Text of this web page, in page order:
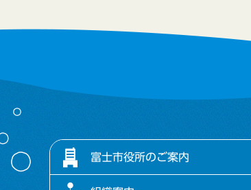
富士市役所のご案内